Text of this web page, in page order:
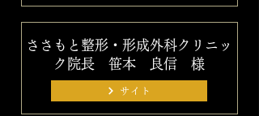
ささもと整形・形成外科クリニッ
ク院長 笹本 良信 様
サイト